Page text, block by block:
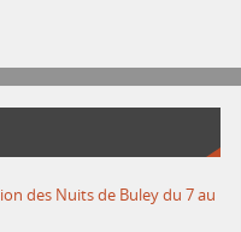
des Nuits de Buley du 7 au